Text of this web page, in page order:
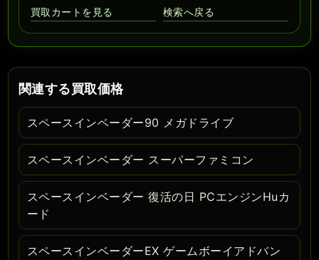
買取カートを見る 検索へ戻る
関連する買取価格
スペースインベーダー90 メガドライブ
スペースインベーダー スーパーファミコン
スペースインベーダー 復活の日 PCエンジンHuカ
ード
スペースインベーダーEX ゲームボーイアドバン